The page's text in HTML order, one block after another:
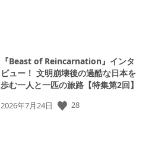
『Beast of Reincarnation』インタ
ビュー！ 文明崩壊後の過酷な日本を
歩む一人と一匹の旅路【特集第2回】
公
2026年7月24日 28